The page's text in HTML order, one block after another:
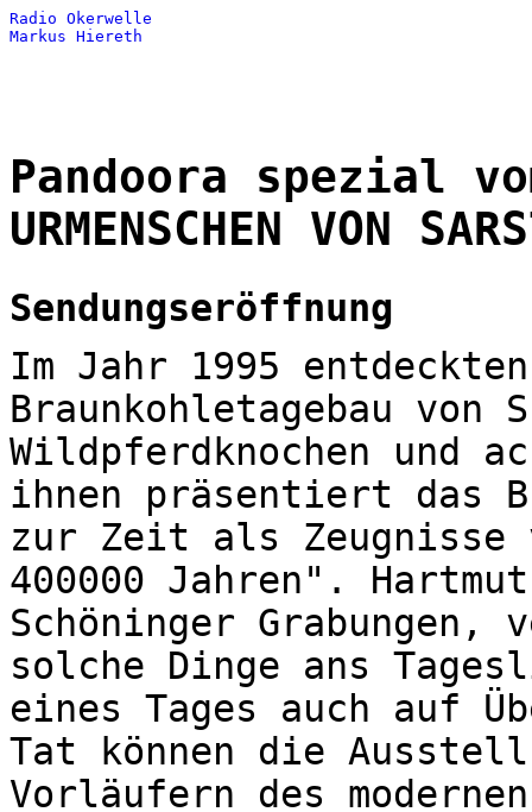
Radio Okerwelle
Markus Hiereth
Pandoora spezial
URMENSCHEN VON
Sendungseröffnung
Im Jahr 1995
Braunkohletagebau von
Wildpferdknochen und
ihnen präsentiert das
zur Zeit als Zeugnisse
400000 Jahren".
Schöninger
solche Dinge ans
eines Tages auch auf
Tat können die
Vorläufern des